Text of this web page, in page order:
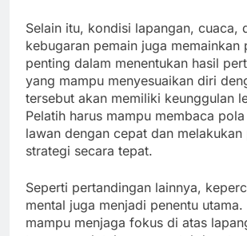
Selain itu, kondisi lapangan, cuaca,
kebugaran pemain juga memainkan
penting dalam menentukan hasil
yang mampu menyesuaikan diri
tersebut akan memiliki keunggulan
Pelatih harus mampu membaca
lawan dengan cepat dan melakukan
strategi secara tepat.
Seperti pertandingan lainnya,
mental juga menjadi penentu utama.
mampu menjaga fokus di atas